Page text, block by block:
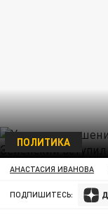
ПОЛИТИКА
АНАСТАСИЯ ИВАНОВА
ПОДПИШИТЕСЬ: